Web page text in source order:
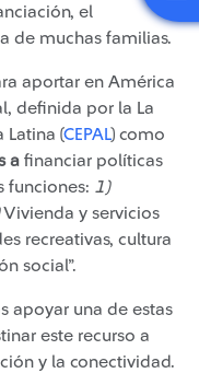
el
de muchas familias.
aportar en América
definida por la La
Latina (CEPAL) como
a financiar políticas
funciones: 1)
Vivienda y servicios
recreativas, cultura
social”.
apoyar una de estas
este recurso a
y la conectividad.